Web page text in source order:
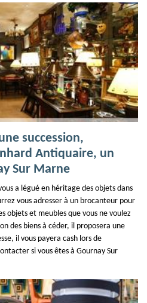
succession,
Antiquaire, un
Sur Marne
a légué en héritage des objets dans
vous adresser à un brocanteur pour
objets et meubles que vous ne voulez
des biens à céder, il proposera une
il vous payera cash lors de
si vous êtes à Gournay Sur